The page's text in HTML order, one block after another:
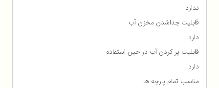
ندارد
قابلیت جداشدن مخزن آب
دارد
قابلیت پر کردن آب در حین استفاده
دارد
مناسب تمام پارچه ها